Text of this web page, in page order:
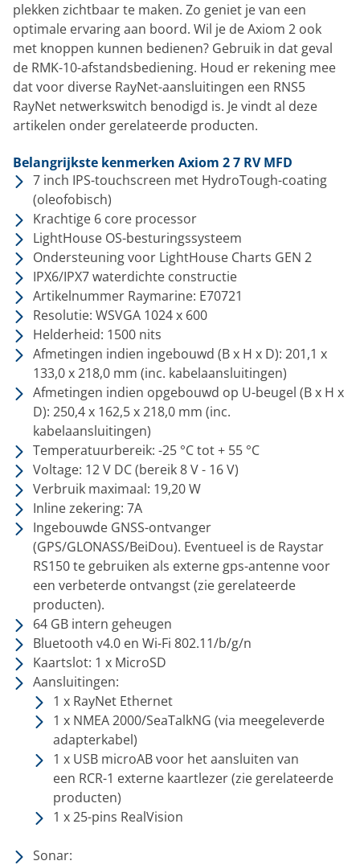
plekken zichtbaar te maken. Zo geniet je van een
optimale ervaring aan boord. Wil je de Axiom 2 ook
met knoppen kunnen bedienen? Gebruik in dat geval
de RMK-10-afstandsbediening. Houd er rekening mee
dat voor diverse RayNet-aansluitingen een RNS5
RayNet netwerkswitch benodigd is. Je vindt al deze
artikelen onder gerelateerde producten.
Belangrijkste kenmerken Axiom 2 7 RV MFD
7 inch IPS-touchscreen met HydroTough-coating
(oleofobisch)
Krachtige 6 core processor
LightHouse OS-besturingssysteem
Ondersteuning voor LightHouse Charts GEN 2
IPX6/IPX7 waterdichte constructie
Artikelnummer Raymarine: E70721
Resolutie: WSVGA 1024 x 600
Helderheid: 1500 nits
Afmetingen indien ingebouwd (B x H x D): 201,1 x
133,0 x 218,0 mm (inc. kabelaansluitingen)
Afmetingen indien opgebouwd op U-beugel (B x H x
D): 250,4 x 162,5 x 218,0 mm (inc.
kabelaansluitingen)
Temperatuurbereik: -25 °C tot + 55 °C
Voltage: 12 V DC (bereik 8 V - 16 V)
Verbruik maximaal: 19,20 W
Inline zekering: 7A
Ingebouwde GNSS-ontvanger
(GPS/GLONASS/BeiDou). Eventueel is de Raystar
RS150te gebruiken als externe gps-antenne voor
een verbeterde ontvangst (zie gerelateerde
producten).
64 GB intern geheugen
Bluetooth v4.0 en Wi-Fi 802.11/b/g/n
Kaartslot: 1 x MicroSD
Aansluitingen:
1 x RayNet Ethernet
1 x NMEA 2000/SeaTalkNG (via meegeleverde
adapterkabel)
1 x USB microAB voor het aansluiten van
een RCR-1 externe kaartlezer (zie gerelateerde
producten)
1 x 25-pins RealVision
Sonar: